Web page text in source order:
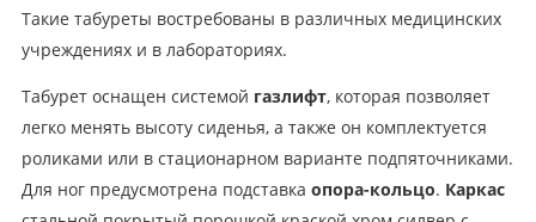
Такие табуреты востребованы в различных медицинских
учреждениях и в лабораториях.
Табурет оснащен системой газлифт, которая позволяет
легко менять высоту сиденья, а также он комплектуется
роликами или в стационарном варианте подпяточниками.
Для ног предусмотрена подставка опора-кольцо. Каркас